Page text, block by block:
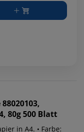
80g 500 Blatt
in A4. • Farbe: